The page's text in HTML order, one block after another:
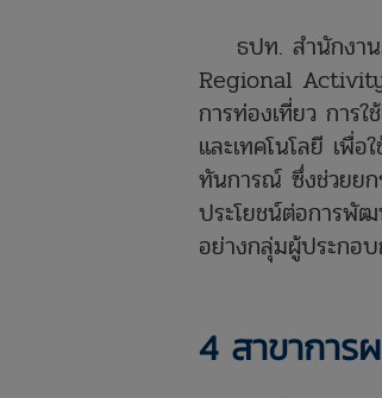
ธปท. สำนักงานภ
Regional Activity
การท่องเที่ยว การใ
และเทคโนโลยี เพื่อ
ทันการณ์ ซึ่งช่วยยก
ประโยชน์ต่อการพัฒ
อย่างกลุ่มผู้ประกอ
4 สาขาการ